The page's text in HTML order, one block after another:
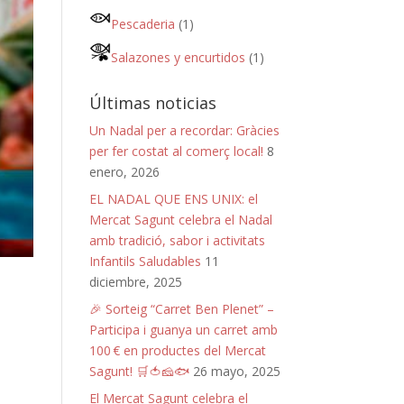
Pescaderia (1)
Salazones y encurtidos (1)
Últimas noticias
Un Nadal per a recordar: Gràcies
per fer costat al comerç local! 8
enero, 2026
EL NADAL QUE ENS UNIX: el
Mercat Sagunt celebra el Nadal
amb tradició, sabor i activitats
Infantils Saludables 11
diciembre, 2025
🎉 Sorteig “Carret Ben Plenet” –
Participa i guanya un carret amb
100 € en productes del Mercat
Sagunt! 🛒🍅🧀🐟 26 mayo, 2025
El Mercat Sagunt celebra el